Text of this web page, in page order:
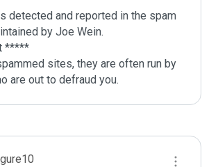
detected and reported in the spam
by Joe Wein.
*****
sites, they are often run by
are out to defraud you.